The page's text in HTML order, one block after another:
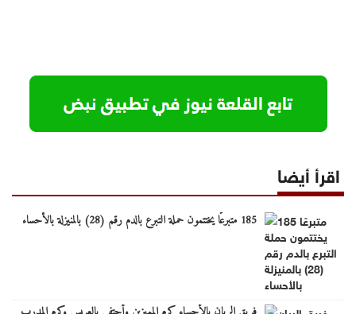
اقرأ أيضا
185 متبرعًا يختتمون حملة التبرع بالدم رقم (28) بالمنيزلة بالأحساء